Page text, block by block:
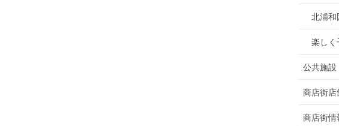
北浦和
楽しく
公共施設
商店街店
商店街情